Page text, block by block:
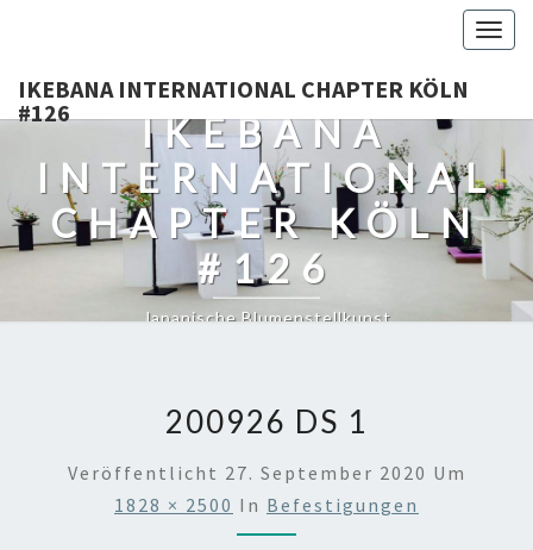
IKEBANA INTERNATIONAL CHAPTER KÖLN
#126
IKEBANA
INTERNATIONAL
CHAPTER KÖLN
#126
Japanische Blumenstellkunst
200926 DS 1
Veröffentlicht 27. September 2020 Um
1828 × 2500 In Befestigungen